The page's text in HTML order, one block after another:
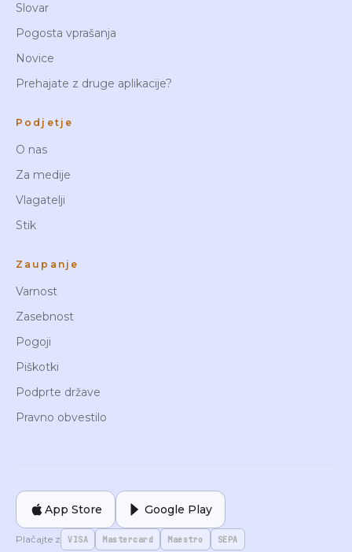
Slovar
Pogosta vprašanja
Novice
Prehajate z druge aplikacije?
Podjetje
O nas
Za medije
Vlagatelji
Stik
Zaupanje
Varnost
Zasebnost
Pogoji
Piškotki
Podprte države
Pravno obvestilo
App Store Google Play
Plačajte z VISA Mastercard Maestro SEPA